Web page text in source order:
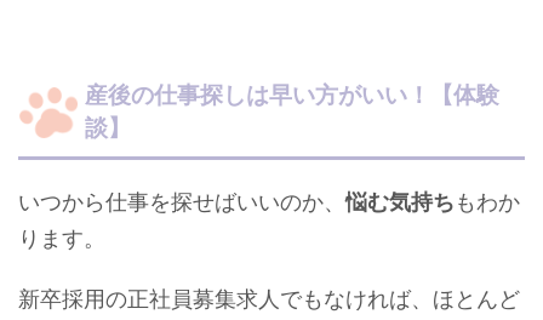
産後の仕事探しは早い方がいい！【体験
談】
いつから仕事を探せばいいのか、悩む気持ちもわか
ります。
新卒採用の正社員募集求人でもなければ、ほとんど